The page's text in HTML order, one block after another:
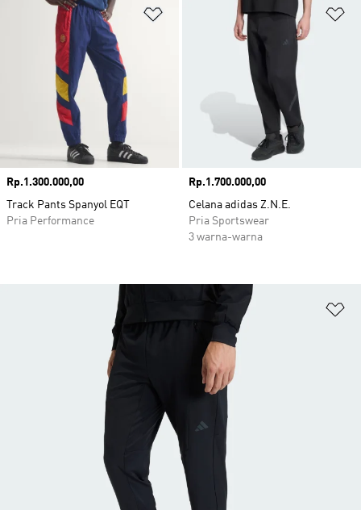
Tambahkan ke Wishlist
Harga
Rp.1.300.000,00
Track Pants Spanyol EQT
Pria Performance
Harga
Rp.1.700.000,00
Celana adidas Z.N.E.
Pria Sportswear
3 warna-warna